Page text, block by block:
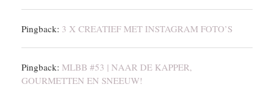
Pingback: 3 X CREATIEF MET INSTAGRAM FOTO’S
Pingback: MLBB #53 | NAAR DE KAPPER,
GOURMETTEN EN SNEEUW!